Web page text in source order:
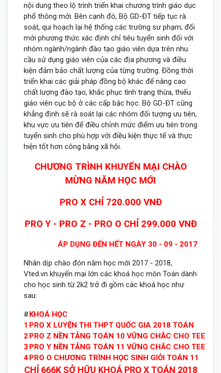
nội dung theo lộ trình triển khai chương trình giáo dục
phổ thông mới. Bên cạnh đó, Bộ GD-ĐT tiếp tục rà
soát, qui hoạch lại hệ thống các trường sư phạm; đổi
mới phương thức xác định chỉ tiêu tuyển sinh đối với
nhóm ngành/ngành đào tạo giáo viên dựa trên nhu
cầu sử dụng giáo viên của các địa phương và điều
kiện đảm bảo chất lượng của từng trường. Đồng thời
triển khai các giải pháp đồng bộ khác để nâng cao
chất lượng đào tạo, khắc phục tình trạng thừa, thiếu
giáo viên cục bộ ở các cấp bậc học. Bộ GD-ĐT cũng
khẳng định sẽ rà soát lại các nhóm đối tượng ưu tiên,
khu vực ưu tiên để điều chỉnh mức điểm ưu tiên trong
tuyển sinh cho phù hợp với điều kiện thực tế và thực
hiện tốt hơn công bằng xã hội.
CHƯƠNG TRÌNH KHUYẾN MẠI CHÀO
MỪNG NĂM HỌC MỚI
PRO X CHỈ 720.000 VNĐ
PRO Y - PRO Z - PRO O CHỈ 299.000 VNĐ
ÁP DỤNG ĐẾN HẾT NGÀY 30 - 09 - 2017
Nhân dịp chào đón năm học mới 2017 - 2018,
Vted.vn khuyến mại lớn các khoá học môn Toán dành
cho học sinh từ 2k2 trở đi gồm các khoá học như
sau:
#KHOÁ HỌC
1 PRO X LUYỆN THI THPT QUỐC GIA 2018 TOÁN
2 PRO Z NỀN TẢNG TOÁN 10 VỮNG CHẮC CHO TEEN
3 PRO Y NỀN TẢNG TOÁN 11 VỮNG CHẮC CHO TEEN
4PRO O CHƯƠNG TRÌNH HỌC SINH GIỎI TOÁN 11
CHỈ 666K SỞ HỮU KHOÁ PRO X TOÁN 2018